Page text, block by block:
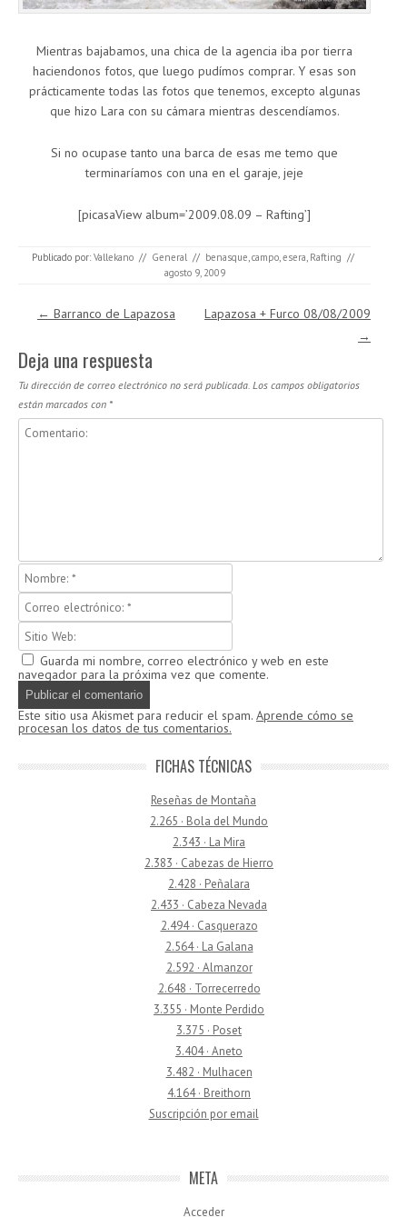
Mientras bajabamos, una chica de la agencia iba por tierra
haciendonos fotos, que luego pudímos comprar. Y esas son
prácticamente todas las fotos que tenemos, excepto algunas
que hizo Lara con su cámara mientras descendíamos.
Si no ocupase tanto una barca de esas me temo que
terminaríamos con una en el garaje, jeje
[picasaView album=’2009.08.09 – Rafting’]
Publicado por: Vallekano // General // benasque,campo,esera, Rafting //
agosto 9, 2009
Navegación de entradas
← Barranco de Lapazosa
Lapazosa + Furco 08/08/2009
→
Deja una respuesta
Tu dirección de correo electrónico no será publicada. Los campos obligatorios
están marcados con *
Guarda mi nombre, correo electrónico y web en este
navegador para la próxima vez que comente.
Este sitio usa Akismet para reducir el spam. Aprende cómo se
procesan los datos de tus comentarios.
FICHAS TÉCNICAS
Reseñas de Montaña
2.265 · Bola del Mundo
2.343 · La Mira
2.383 · Cabezas de Hierro
2.428 · Peñalara
2.433 · Cabeza Nevada
2.494 · Casquerazo
2.564 · La Galana
2.592 · Almanzor
2.648 · Torrecerredo
3.355 · Monte Perdido
3.375 · Poset
3.404 · Aneto
3.482 · Mulhacen
4.164 · Breithorn
Suscripción por email
META
Acceder